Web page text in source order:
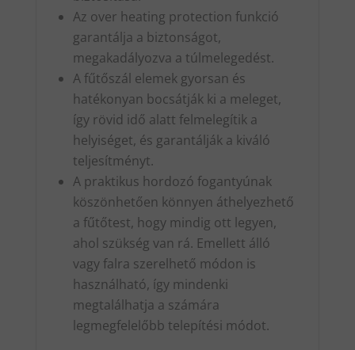
Az over heating protection funkció
garantálja a biztonságot,
megakadályozva a túlmelegedést.
A fűtőszál elemek gyorsan és
hatékonyan bocsátják ki a meleget,
így rövid idő alatt felmelegítik a
helyiséget, és garantálják a kiváló
teljesítményt.
A praktikus hordozó fogantyúnak
köszönhetően könnyen áthelyezhető
a fűtőtest, hogy mindig ott legyen,
ahol szükség van rá. Emellett álló
vagy falra szerelhető módon is
használható, így mindenki
megtalálhatja a számára
legmegfelelőbb telepítési módot.